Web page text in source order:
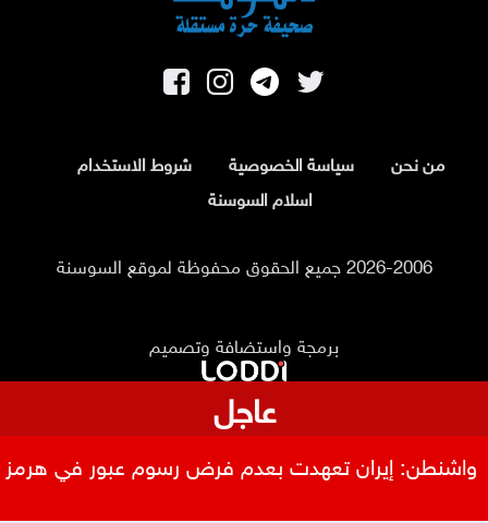
من نحن سياسة الخصوصية
شروط الاستخدام
اسلام السوسنة
2026-2006 جميع الحقوق محفوظة لموقع السوسنة
برمجة واستضافة وتصميم
عاجل
واشنطن: إيران تعهدت بعدم فرض رسوم عبور في هرمز